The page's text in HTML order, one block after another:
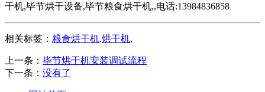
干机,毕节烘干设备,毕节粮食烘干机,,电话:13984836858
相关标签： 粮食烘干机,烘干机,
上一条： 毕节烘干机安装调试流程
下一条： 没有了